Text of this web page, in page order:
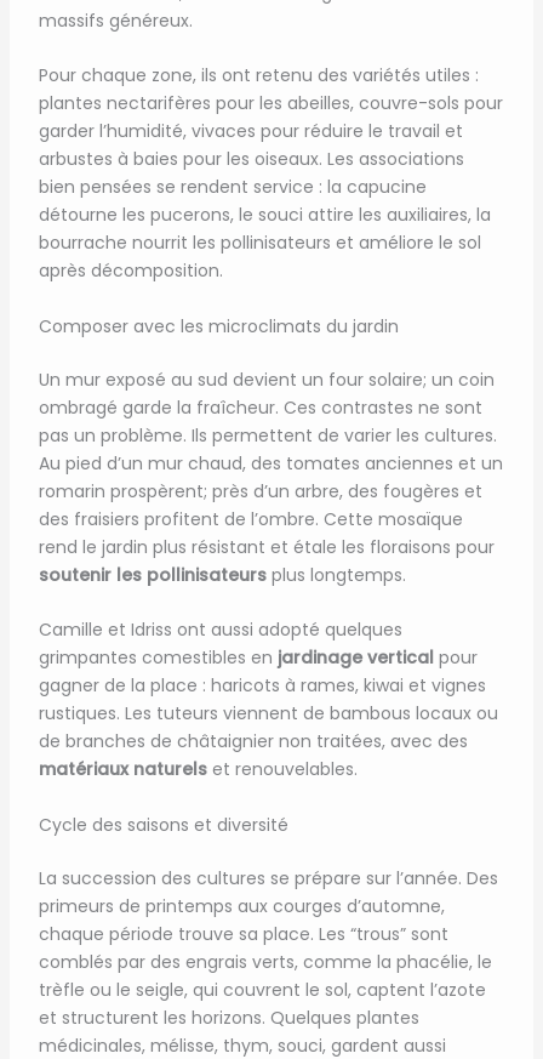
massifs généreux.
Pour chaque zone, ils ont retenu des variétés utiles :
plantes nectarifères pour les abeilles, couvre-sols pour
garder l’humidité, vivaces pour réduire le travail et
arbustes à baies pour les oiseaux. Les associations
bien pensées se rendent service : la capucine
détourne les pucerons, le souci attire les auxiliaires, la
bourrache nourrit les pollinisateurs et améliore le sol
après décomposition.
Composer avec les microclimats du jardin
Un mur exposé au sud devient un four solaire; un coin
ombragé garde la fraîcheur. Ces contrastes ne sont
pas un problème. Ils permettent de varier les cultures.
Au pied d’un mur chaud, des tomates anciennes et un
romarin prospèrent; près d’un arbre, des fougères et
des fraisiers profitent de l’ombre. Cette mosaïque
rend le jardin plus résistant et étale les floraisons pour
soutenir les pollinisateursplus longtemps.
Camille et Idriss ont aussi adopté quelques
grimpantes comestibles en jardinage verticalpour
gagner de la place : haricots à rames, kiwai et vignes
rustiques. Les tuteurs viennent de bambous locaux ou
de branches de châtaignier non traitées, avec des
matériaux naturelset renouvelables.
Cycle des saisons et diversité
La succession des cultures se prépare sur l’année. Des
primeurs de printemps aux courges d’automne,
chaque période trouve sa place. Les “trous” sont
comblés par des engrais verts, comme la phacélie, le
trèfle ou le seigle, qui couvrent le sol, captent l’azote
et structurent les horizons. Quelques plantes
médicinales, mélisse, thym, souci, gardent aussi